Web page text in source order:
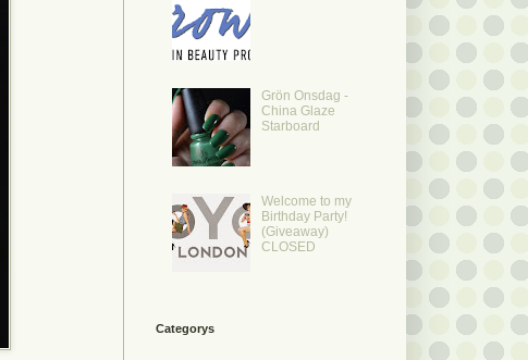
Grön Onsdag -
China Glaze
Starboard
Welcome to my
Birthday Party!
(Giveaway)
CLOSED
Categorys